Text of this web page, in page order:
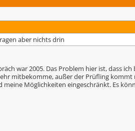
aber nichts drin
war 2005. Das Problem hier ist, dass
mitbekomme, außer der Prüfling kommt
Möglichkeiten eingeschränkt. Es